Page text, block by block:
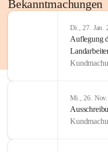
Bekanntmachungen
Di., 27. Jan.
Auflegung
Mi., 26.